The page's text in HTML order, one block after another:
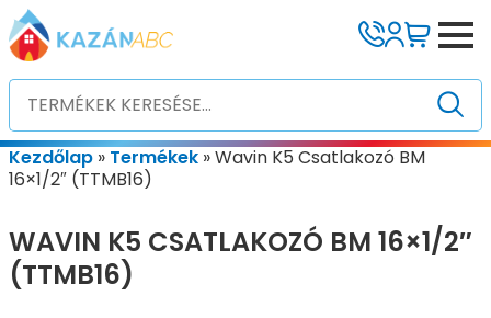
Kezdőlap » Termékek »Wavin K5 Csatlakozó BM
16×1/2″ (TTMB16)
WAVIN K5 CSATLAKOZÓ BM 16×1/2″
(TTMB16)